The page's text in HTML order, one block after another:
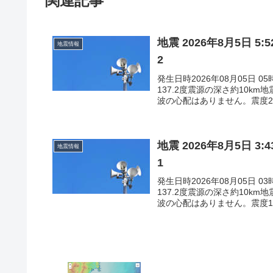
地震情報
地震 2026年8月5日
2
発生日時2026年08月05日 05
137.2度震源の深さ約10km地
波の心配はありません。震度
地震情報
地震 2026年8月5日
1
発生日時2026年08月05日 03
137.2度震源の深さ約10km地
波の心配はありません。震度